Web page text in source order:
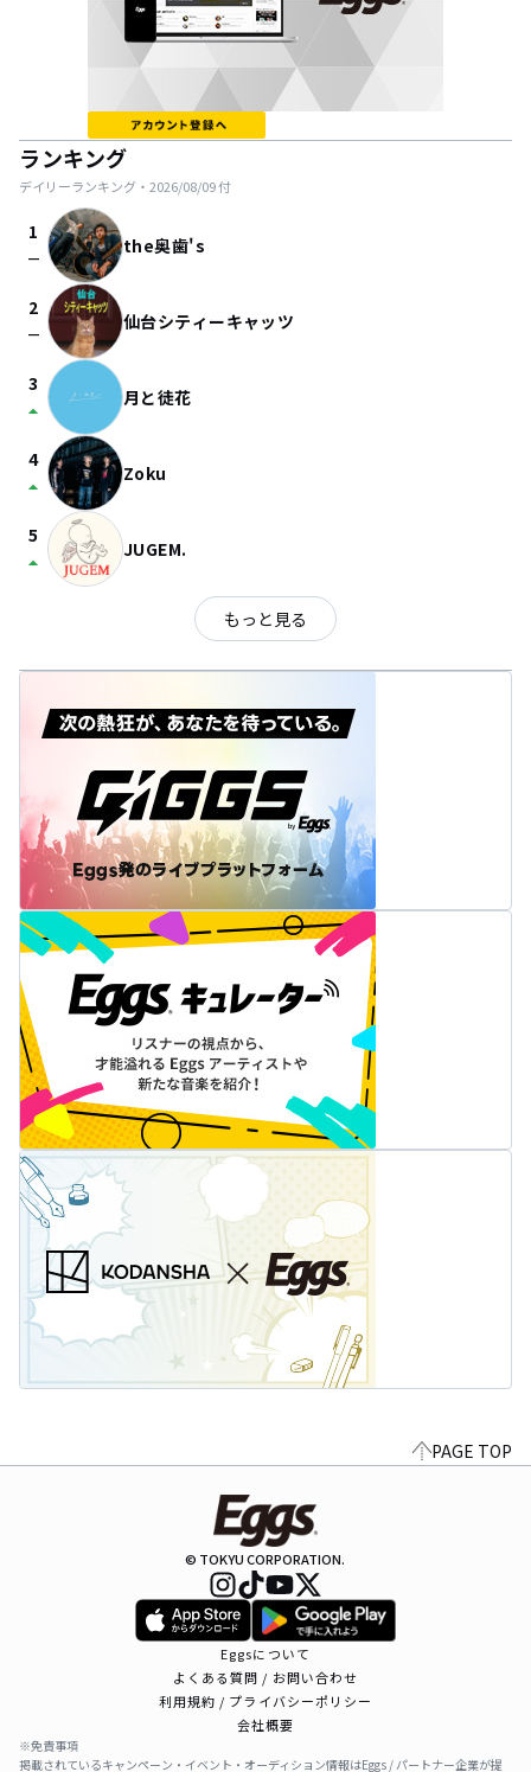
ランキング
デイリーランキング・ 2026/08/09付
1
check_indeterminate_small the奥歯's
2
check_indeterminate_small 仙台シティーキャッツ
3
arrow_drop_up 月と徒花
4
arrow_drop_up Zoku
5
arrow_drop_up JUGEM.
もっと見る
PAGE TOP
© TOKYU CORPORATION.
Eggsについて
よくある質問 / お問い合わせ
利用規約 / プライバシーポリシー
会社概要
※免責事項
掲載されているキャンペーン・イベント・オーディション情報はEggs / パートナー企業が提